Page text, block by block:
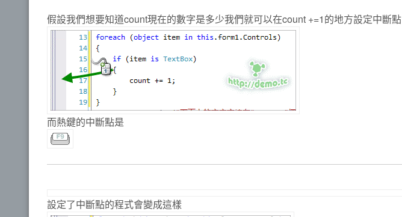
假設我們想要知道count現在的數字是多少我們就可以在count +=1的地方設定中斷點
而熱鍵的中斷點是
設定了中斷點的程式會變成這樣